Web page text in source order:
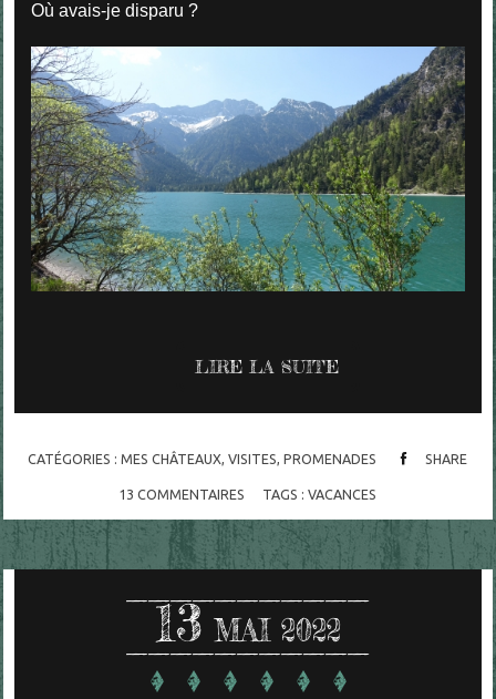
Où avais-je disparu ?
LIRE LA SUITE
CATÉGORIES :MES CHÂTEAUX, VISITES, PROMENADES SHARE
13 COMMENTAIRES TAGS : VACANCES
13 MAI 2022